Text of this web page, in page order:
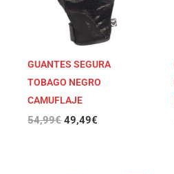
GUANTES SEGURA
TOBAGO NEGRO
CAMUFLAJE
54,99€ 49,49€